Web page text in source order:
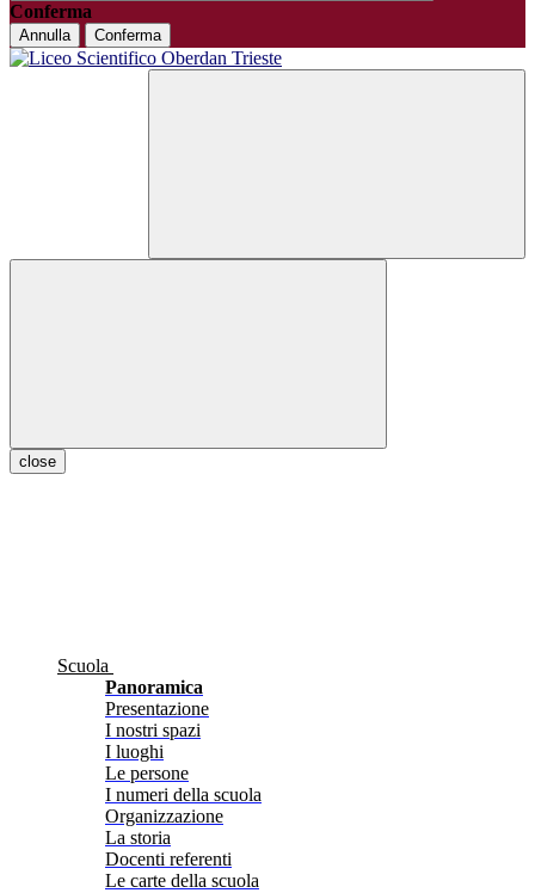
Conferma
Annulla Conferma
close
Scuola
Panoramica
Presentazione
I nostri spazi
I luoghi
Le persone
I numeri della scuola
Organizzazione
La storia
Docenti referenti
Le carte della scuola